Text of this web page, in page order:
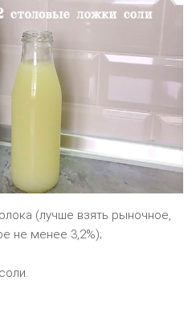
(лучше взять рыночное,
не менее 3,2%);